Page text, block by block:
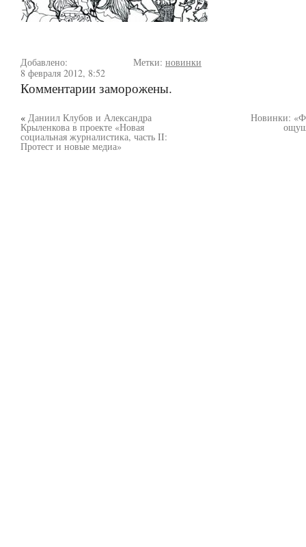
Добавлено:
8 февраля 2012, 8:52
Метки: новинки
Комментарии заморожены.
« Даниил Клубов и Александра
Крыленкова в проекте «Новая
социальная журналистика, часть II:
Протест и новые медиа»
Новинки: